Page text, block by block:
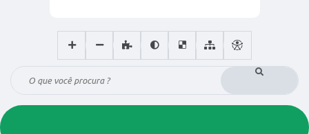
O que você procura ?